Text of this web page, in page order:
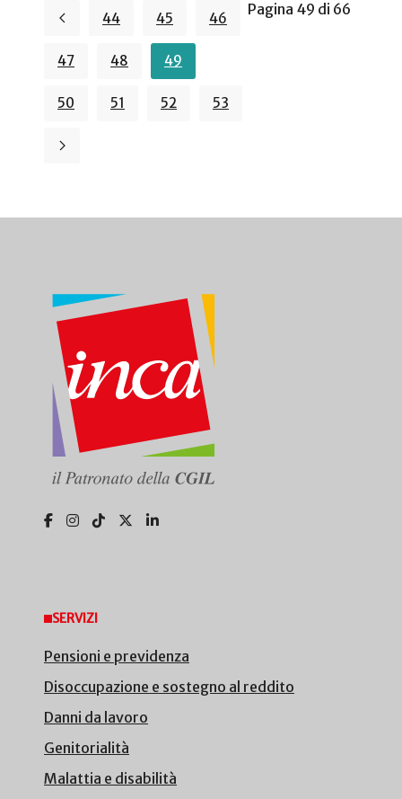
Pagina 49 di 66
44 45 46
47 48 49
50 51 52 53
SERVIZI
Pensioni e previdenza
Disoccupazione e sostegno al reddito
Danni da lavoro
Genitorialità
Malattia e disabilità